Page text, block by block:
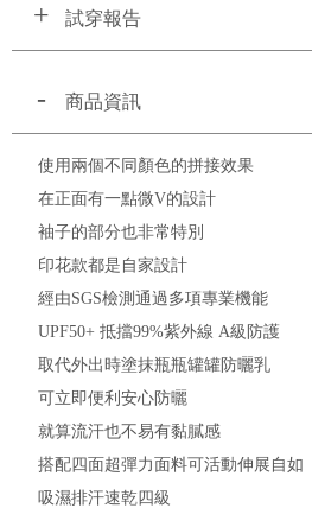
試穿報告
商品資訊
使用兩個不同顏色的拼接效果
在正面有一點微V的設計
袖子的部分也非常特別
印花款都是自家設計
經由SGS檢測通過多項專業機能
UPF50+ 抵擋99%紫外線 A級防護
取代外出時塗抹瓶瓶罐罐防曬乳
可立即便利安心防曬
就算流汗也不易有黏膩感
搭配四面超彈力面料可活動伸展自如
吸濕排汗速乾四級